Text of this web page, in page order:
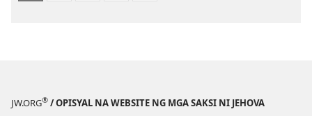
JW.ORG® / OPISYAL NA WEBSITE NG MGA SAKSI NI JEHOVA